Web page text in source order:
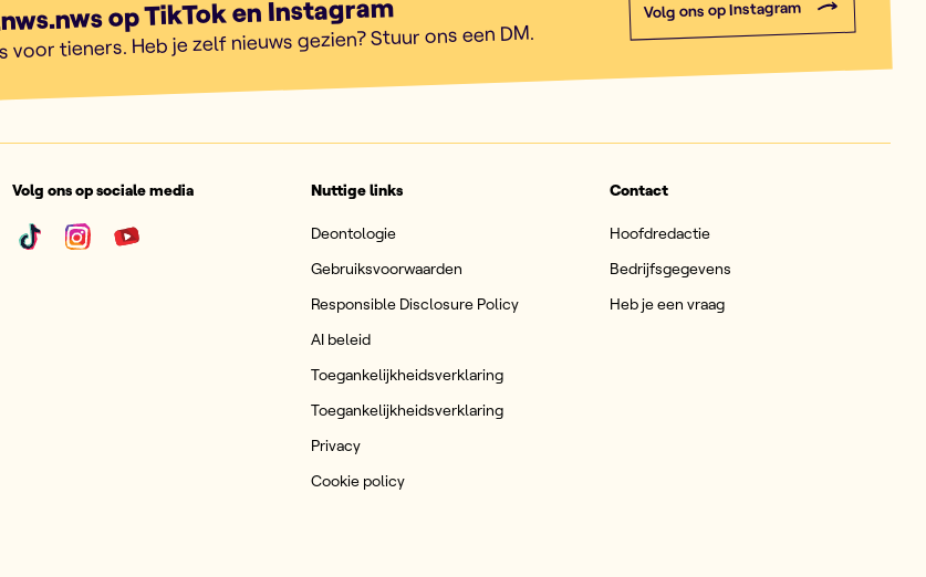
op TikTok en Instagram
voor tieners. Heb je zelf nieuws gezien? Stuur ons een DM.
Volg ons op Instagram
Volg ons op sociale media Nuttige links
Deontologie
Gebruiksvoorwaarden
Responsible Disclosure Policy
AI beleid
Toegankelijkheidsverklaring
Toegankelijkheidsverklaring
Privacy
Cookie policy
Contact
Hoofdredactie
Bedrijfsgegevens
Heb je een vraag